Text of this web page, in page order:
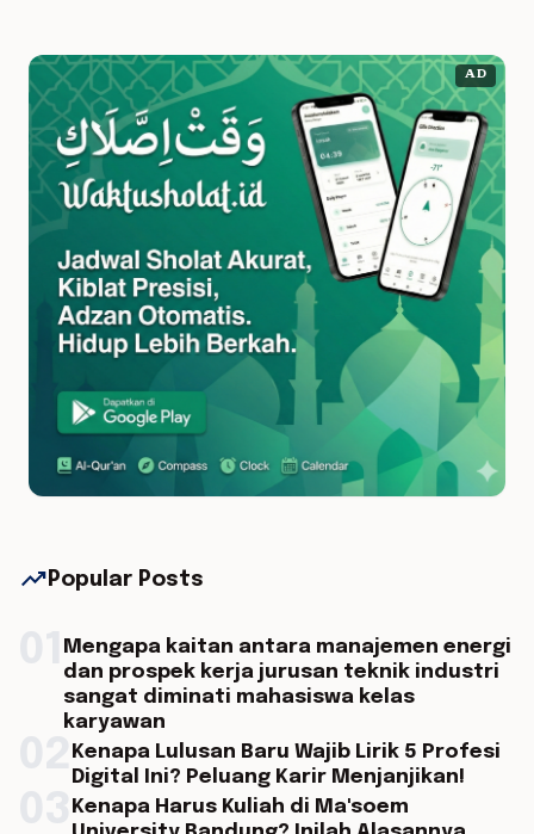
AD
trending_up Popular Posts
Mengapa kaitan antara manajemen energi
dan prospek kerja jurusan teknik industri
sangat diminati mahasiswa kelas
karyawan
Kenapa Lulusan Baru Wajib Lirik 5 Profesi
Digital Ini? Peluang Karir Menjanjikan!
Kenapa Harus Kuliah di Ma'soem